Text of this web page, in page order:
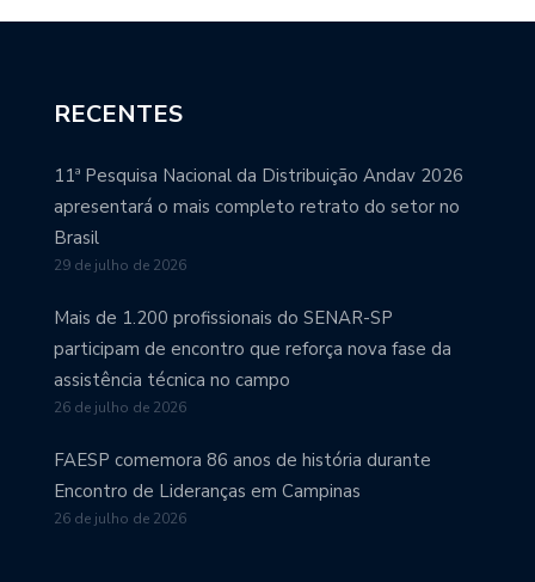
RECENTES
11ª Pesquisa Nacional da Distribuição Andav 2026
apresentará o mais completo retrato do setor no
Brasil
29 de julho de 2026
Mais de 1.200 profissionais do SENAR-SP
participam de encontro que reforça nova fase da
assistência técnica no campo
26 de julho de 2026
FAESP comemora 86 anos de história durante
Encontro de Lideranças em Campinas
26 de julho de 2026